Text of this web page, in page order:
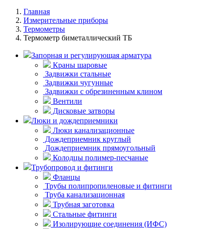
Главная
Измерительные приборы
Термометры
Термометр биметаллический ТБ
Запорная и регулирующая арматура
Краны шаровые
Задвижки стальные
Задвижки чугунные
Задвижки с обрезиненным клином
Вентили
Дисковые затворы
Люки и дождеприемники
Люки канализационные
Дождеприемник круглый
Дождеприемник прямоугольный
Колодцы полимер-песчаные
Трубопровод и фитинги
Фланцы
Трубы полипропиленовые и фитинги
Труба канализационная
Трубная заготовка
Стальные фитинги
Изолирующие соединения (ИФС)